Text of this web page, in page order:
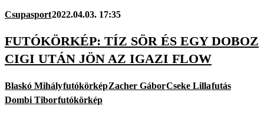
Csupasport2022.04.03. 17:35
FUTÓKÖRKÉP: TÍZ SÖR ÉS EGY DOBOZ
CIGI UTÁN JÖN AZ IGAZI FLOW
Blaskó MihályfutókörképZacher GáborCseke Lillafutás
Dombi Tiborfutókörkép